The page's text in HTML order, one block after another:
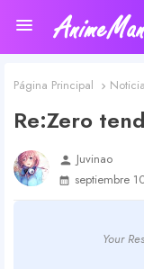
Página Principal
Re:Zero
person Juvinao
septiembre
Your